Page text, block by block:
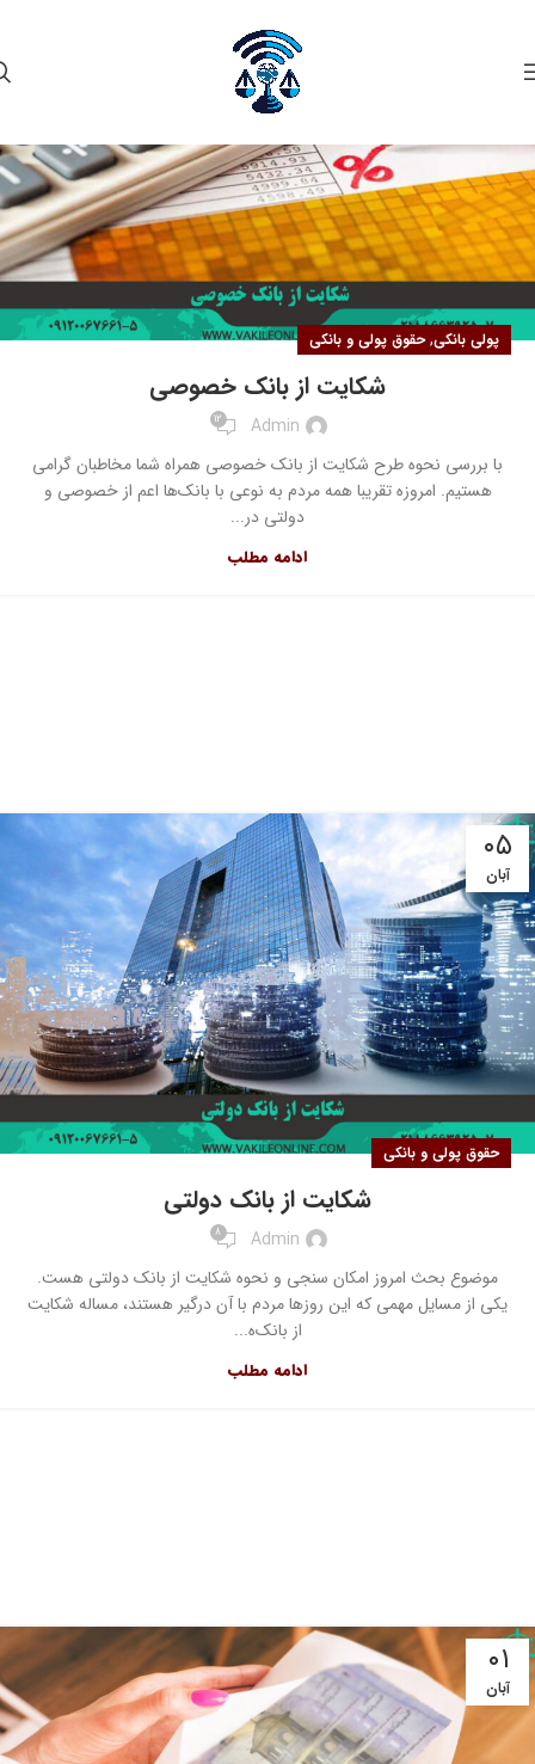
پولی بانکی,حقوق پولی و بانکی
شکایت از بانک خصوصی
Admin
12
با بررسی نحوه طرح شکایت از بانک خصوصی همراه شما مخاطبان گرامی
هستیم. امروزه تقریبا همه مردم به نوعی با بانک‌ها اعم از خصوصی و
دولتی در...
ادامه مطلب
۰۵
آبان
حقوق پولی و بانکی
شکایت از بانک دولتی
Admin
8
موضوع بحث امروز امکان سنجی و نحوه شکایت از بانک دولتی هست.
یکی از مسایل مهمی که این روزها مردم با آن درگیر هستند، مساله شکایت
از بانک‌ه...
ادامه مطلب
۰۱
آبان